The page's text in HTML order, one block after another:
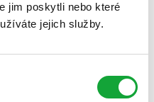
jim poskytli nebo které
jejich služby.